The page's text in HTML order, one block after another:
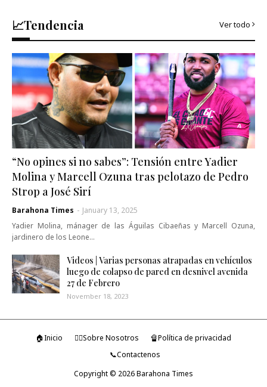
📈Tendencia Ver todo
“No opines si no sabes”: Tensión entre Yadier
Molina y Marcell Ozuna tras pelotazo de Pedro
Strop a José Sirí
Barahona Times - January 13, 2025
Yadier Molina, mánager de las Águilas Cibaeñas y Marcell Ozuna,
jardinero de los Leone…
Videos | Varias personas atrapadas en vehículos
luego de colapso de pared en desnivel avenida
27 de Febrero
November 18, 2023
🏠Inicio 🤷‍♂️Sobre Nosotros
🔏Política de privacidad
📞Contactenos
Copyright © 2026Barahona Times